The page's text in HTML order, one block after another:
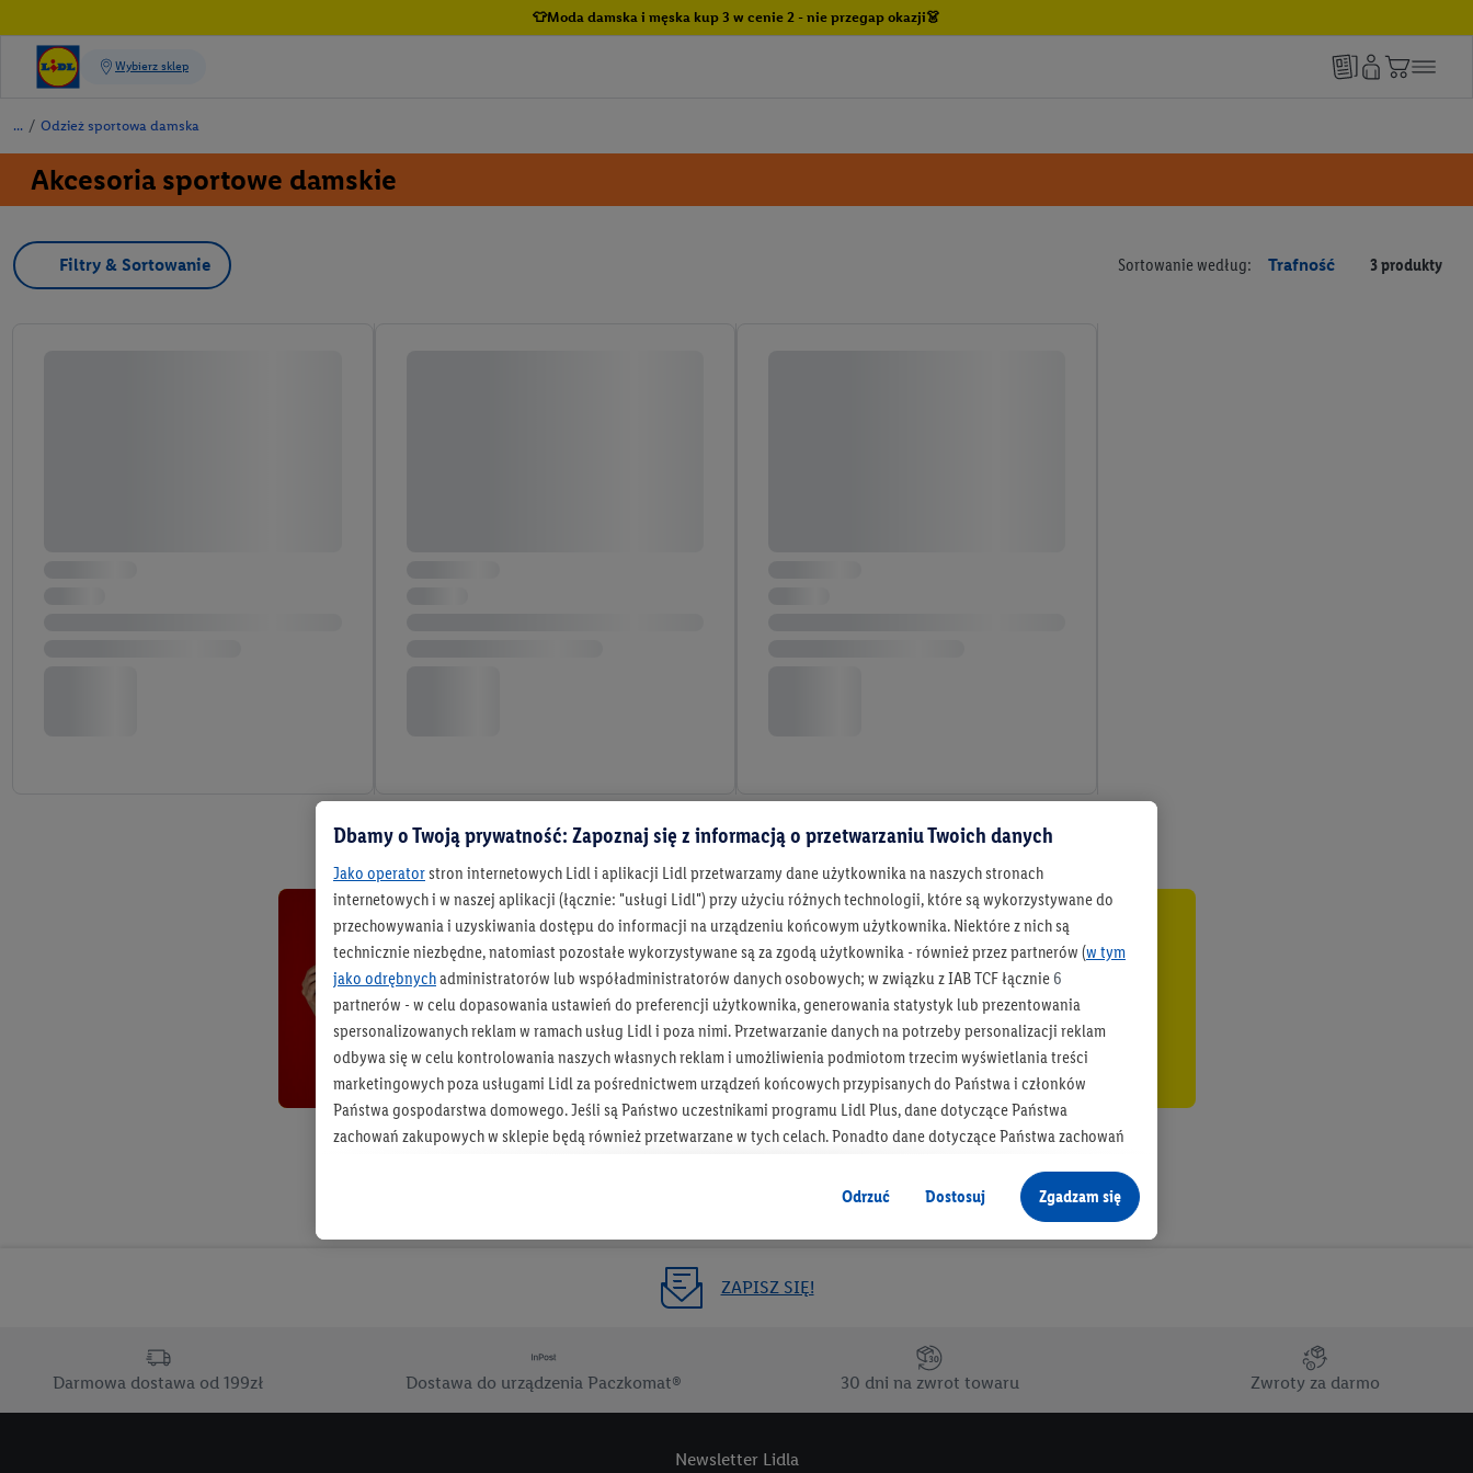
👕Moda damska i męska kup 3 w cenie 2 - nie przegap okazji👗
/ Odzież sportowa damska
Akcesoria sportowe damskie
Filtry & Sortowanie Sortowanie według: Trafność 3 produkty
Bądź na bieżąco
Otrzymuj newsletter Lidla
Zapisz się!
ZAPISZ SIĘ!
Darmowa dostawa od 199zł Dostawa do urządzenia Paczkomat® 30 dni na zwrot towaru Zwroty za darmo
Newsletter Lidla
Dbamy o Twoją prywatność: Zapoznaj się z informacją o przetwarzaniu Twoich danych
Jako operatorstron internetowych Lidl i aplikacji Lidl przetwarzamy dane użytkownika na naszych stronach
internetowych i w naszej aplikacji (łącznie: "usługi Lidl") przy użyciu różnych technologii, które są wykorzystywane do
przechowywania i uzyskiwania dostępu do informacji na urządzeniu końcowym użytkownika. Niektóre z nich są
technicznie niezbędne, natomiast pozostałe wykorzystywane są za zgodą użytkownika - również przez partnerów (w tym
jako odrębnychadministratorów lub współadministratorów danych osobowych; w związku z IAB TCF łącznie 6
partnerów - w celu dopasowania ustawień do preferencji użytkownika, generowania statystyk lub prezentowania
spersonalizowanych reklam w ramach usług Lidl i poza nimi. Przetwarzanie danych na potrzeby personalizacji reklam
odbywa się w celu kontrolowania naszych własnych reklam i umożliwienia podmiotom trzecim wyświetlania treści
marketingowych poza usługami Lidl za pośrednictwem urządzeń końcowych przypisanych do Państwa i członków
Państwa gospodarstwa domowego. Jeśli są Państwo uczestnikami programu Lidl Plus, dane dotyczące Państwa
zachowań zakupowych w sklepie będą również przetwarzane w tych celach. Ponadto dane dotyczące Państwa zachowań
jako niezależny administrator danych
Tworzenie spersonalizowanych reklam opiera się na generowaniu profili, które są również wzbogacane o dane z innych
usług. Obejmuje to łączenie danych (np. dotyczących korzystania z usług Lidl, zachowań zakupowych w usługach Lidl,
informacji z konta klienta - np. wieku lub płci - a także dokładnych danych dotyczących lokalizacji), również przez różne
końcowych w celu tworzenia grup docelowych (tzw. segmentów). W związku z personalizacją treści marketingowych,
przetwarzanie odbywa się również w celu pomiaru wydajności/skuteczności reklamy, badania grup docelowych,
opracowywania ofert oraz zapewnienia bezpieczeństwa technicznego i optymalizacji wyświetlania konkretnych treści.
Jeśli użytkownik wyrazi zgodę w tym miejscu, a następnie utworzy konto Lidl Plus lub zaloguje się na istniejące konto
Odrzuć Dostosuj Zgadzam się